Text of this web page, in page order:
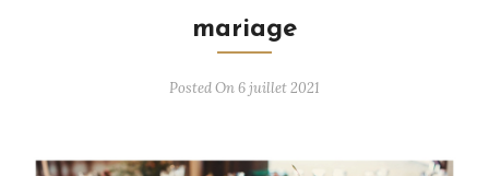
mariage
Posted On 6 juillet 2021